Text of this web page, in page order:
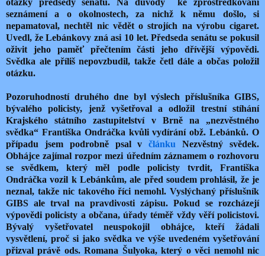
seznámení a o okolnostech, za nichž k němu došlo, si
nepamatoval, nechtěl nic vědět o strojích na výrobu cigaret.
Uvedl, že Lebánkovy zná asi 10 let. Předseda senátu se pokusil
oživit jeho paměť přečtením části jeho dřívější výpovědi.
Svědka ale příliš nepovzbudil, takže četl dále a občas položil
otázku.
Pozoruhodností druhého dne byl výslech příslušníka GIBS,
bývalého policisty, jenž vyšetřoval a odložil trestní stíhání
Krajského státního zastupitelství v Brně na „nezvěstného
svědka“ Františka Ondráčka kvůli vydírání obž. Lebánků. O
případu jsem podrobně psal včlánku Nezvěstný svědek.
Obhájce zajímal rozpor mezi úředním záznamem o rozhovoru
se svědkem, který měl podle policisty tvrdit, Františka
Ondráčka vozil k Lebánkům, ale před soudem prohlásil, že je
neznal, takže nic takového říci nemohl. Vyslýchaný příslušník
GIBS ale trval na pravdivosti zápisu. Pokud se rozcházejí
výpovědi policisty a občana, úřady téměř vždy věří policistovi.
Bývalý vyšetřovatel neuspokojil obhájce, kteří žádali
vysvětlení, proč si jako svědka ve výše uvedeném vyšetřování
přizval právě ods. Romana Šulyoka, který o věci nemohl nic